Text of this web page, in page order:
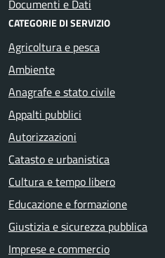
Documenti e Dati
CATEGORIE DI SERVIZIO
Agricoltura e pesca
Ambiente
Anagrafe e stato civile
Appalti pubblici
Autorizzazioni
Catasto e urbanistica
Cultura e tempo libero
Educazione e formazione
Giustizia e sicurezza pubblica
Imprese e commercio